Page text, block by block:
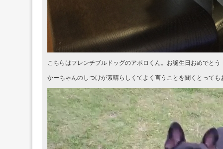
こちらはフレンチブルドッグのアポロくん。お誕生日おめでとう
かーちゃんのしつけが素晴らしくてよく言うことを聞くとっても